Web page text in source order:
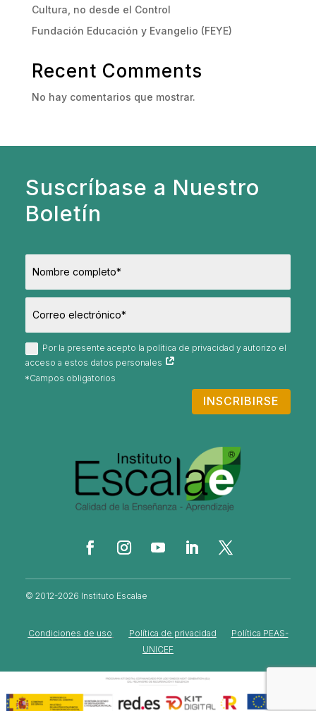
Cultura, no desde el Control
Fundación Educación y Evangelio (FEYE)
Recent Comments
No hay comentarios que mostrar.
Suscríbase a Nuestro
Boletín
Por la presente acepto la política de privacidad y autorizo el
acceso a estos datos personales
INSCRIBIRSE
© 2012-2026 Instituto Escalae
Condiciones de uso Política de privacidad
Política PEAS-
UNICEF